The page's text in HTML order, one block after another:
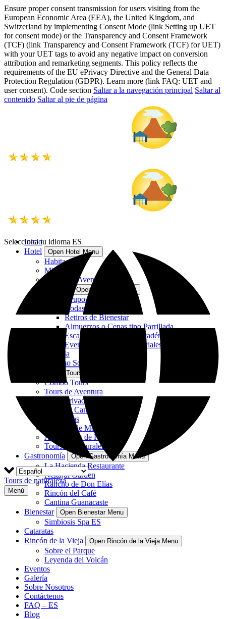
Ensure proper consent transmission for users visiting from the
European Economic Area (EEA), the United Kingdom, and
Switzerland by implementing Consent Mode (link Setting up UET
for consent mode) or the Transparency and Consent Framework
(TCF) (link Transparency and Consent Framework (TCF) for UET)
with your UET tags to avoid any negative impact on conversion
attribution and remarketing segments. This policy reflects the
requirements of the EU ePrivacy Directive and the General Data
Protection Regulation (GDPR). Learn more (link FAQ: UET and
user consent). Code section Saltar a la navegación principal Saltar al
contenido Saltar al pie de página
Inicio
Hotel
Open Hotel Menu
Habitaciones
Mirador
Centro de Aventura
Open Eventos Menu
Grupos de Incentivos
Bodas
Retiros de Bienestar
Almuerzos o Cenas tipo Parrillada
Escapes corporativos y académicos
Eventos con Temas Especiales
Historia
Turismo Sostenible
Open Tours Menu
Combo Tours
Tours de Aventura
Tours Privados
Tours de Caminata
Cabalgatas
Ciclismo de Montaña
Actividades de Relajación
Tours de Naturaleza
Gastronomía
Open Gastronomía Menu
La Hacienda Restaurante
Nekajui Garden
Rancho de Don Elías
Rincón del Café
Cantina Guanacaste
Bienestar
Open Bienestar Menu
Simbiosis Spa ES
Cataratas
Rincón de la Vieja
Open Rincón de la Vieja Menu
Sobre el Parque
Leyenda del Volcán
Eventos
Galería
Sobre Nosotros
Contáctenos
FAQ – ES
Blog
Selecciona tu idioma ES
Tours de naturaleza
Menú